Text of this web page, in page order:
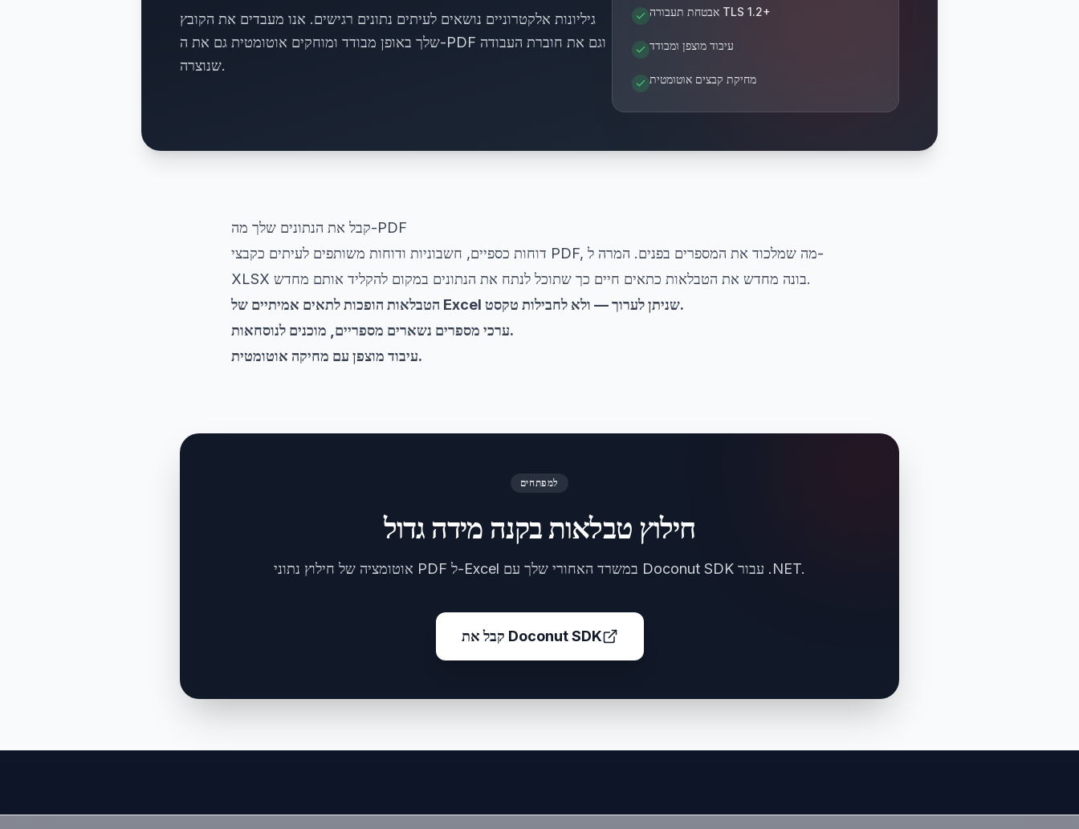
גיליונות אלקטרוניים נושאים לעיתים נתונים רגישים. אנו מעבדים את הקובץ
שלך באופן מבודד ומוחקים אוטומטית גם את ה-PDF וגם את חוברת העבודה
שנוצרה.
אבטחת תעבורה TLS 1.2+
עיבוד מוצפן ומבודד
מחיקת קבצים אוטומטית
קבל את הנתונים שלך מה-PDF
דוחות כספיים, חשבוניות ודוחות משותפים לעיתים כקבצי PDF, מה שמלכוד את המספרים בפנים. המרה ל-
XLSX בונה מחדש את הטבלאות כתאים חיים כך שתוכל לנתח את הנתונים במקום להקליד אותם מחדש.
הטבלאות הופכות לתאים אמיתיים של Excel שניתן לערוך — ולא לחבילות טקסט.
ערכי מספרים נשארים מספריים, מוכנים לנוסחאות.
עיבוד מוצפן עם מחיקה אוטומטית.
למפתחים
חילוץ טבלאות בקנה מידה גדול
אוטומציה של חילוץ נתוני PDF ל-Excel במשרד האחורי שלך עם Doconut SDK עבור .NET.
קבל את Doconut SDK